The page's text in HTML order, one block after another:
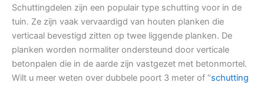
Schuttingdelen zijn een populair type schutting voor in de
tuin. Ze zijn vaak vervaardigd van houten planken die
verticaal bevestigd zitten op twee liggende planken. De
planken worden normaliter ondersteund door verticale
betonpalen die in de aarde zijn vastgezet met betonmortel.
Wilt u meer weten over dubbele poort 3 meter of “schutting